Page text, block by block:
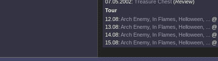
07.05.2002: Treasure Chest (Review)
Tour
12.08: Arch Enemy, In Flames, Helloween, ...
13.08: Arch Enemy, In Flames, Helloween, ...
14.08: Arch Enemy, In Flames, Helloween, ...
15.08: Arch Enemy, In Flames, Helloween, ...